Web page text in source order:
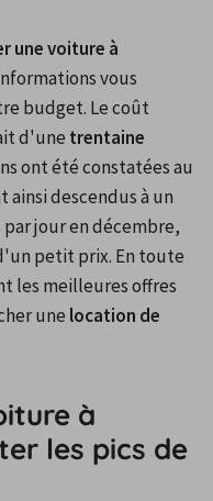
une voiture à
vous
budget. Le coût
d'une trentaine
ont été constatées au
ainsi descendus à un
jour en décembre,
petit prix. En toute
les meilleures offres
une location de
à
les pics de